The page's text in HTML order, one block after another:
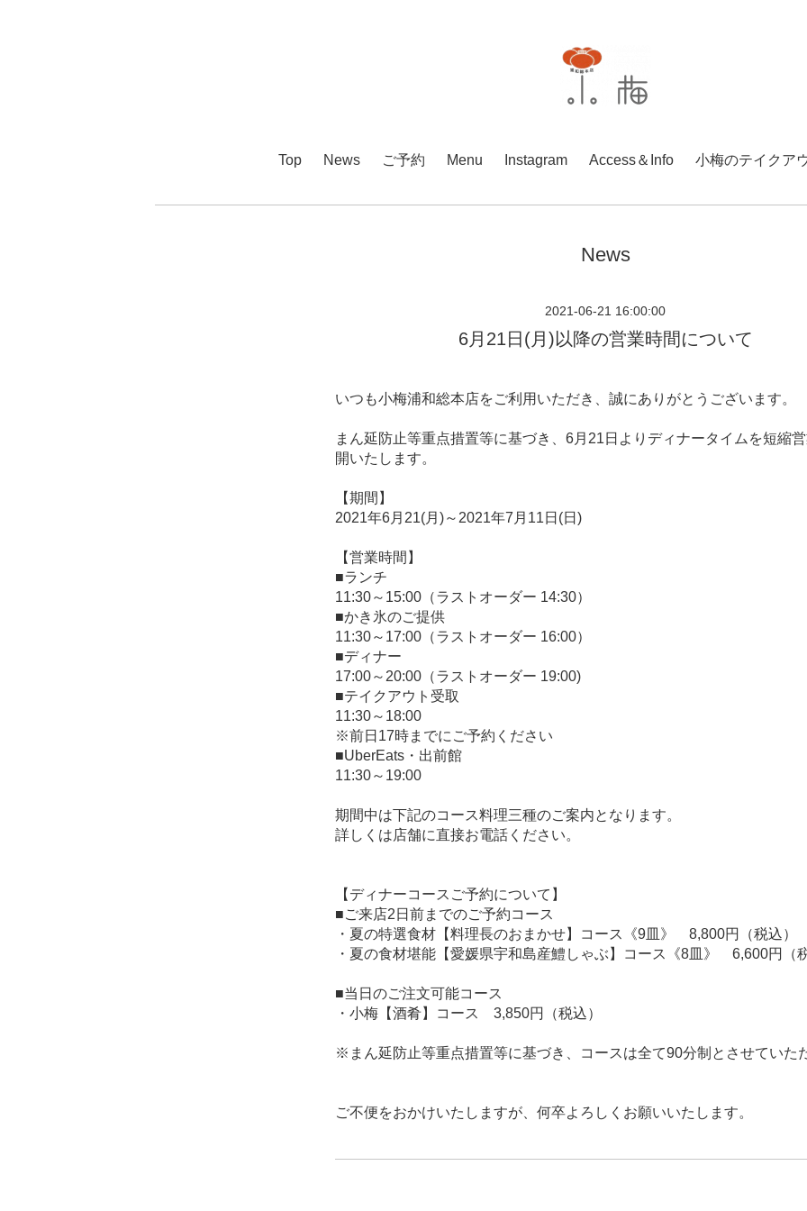
Top News ご予約 Menu Instagram Access＆Info 小梅のテイクア
News
2021-06-21 16:00:00
6月21日(月)以降の営業時間について
いつも小梅浦和総本店をご利用いただき、誠にありがとうございます。
まん延防止等重点措置等に基づき、6月21日よりディナータイムを短縮
開いたします。
【期間】
2021年6月21(月)～2021年7月11日(日)
【営業時間】
■ランチ
11:30～15:00（ラストオーダー 14:30）
■かき氷のご提供
11:30～17:00（ラストオーダー 16:00）
■ディナー
17:00～20:00（ラストオーダー 19:00)
■テイクアウト受取
11:30～18:00
※前日17時までにご予約ください
■UberEats・出前館
11:30～19:00
期間中は下記のコース料理三種のご案内となります。
詳しくは店舗に直接お電話ください。
【ディナーコースご予約について】
■ご来店2日前までのご予約コース
・夏の特選食材【料理長のおまかせ】コース《9皿》 8,800円（税込）
・夏の食材堪能【愛媛県宇和島産鱧しゃぶ】コース《8皿》 6,600円（税
■当日のご注文可能コース
・小梅【酒肴】コース 3,850円（税込）
※まん延防止等重点措置等に基づき、コースは全て90分制とさせていた
ご不便をおかけいたしますが、何卒よろしくお願いいたします。